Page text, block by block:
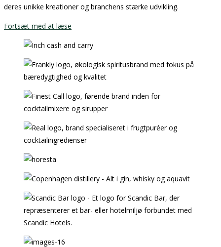
deres unikke kreationer og branchens stærke udvikling.
Fortsæt med at læse
Cocktails
&
Mocktails
–
En
hyldest
til
smagshåndværket